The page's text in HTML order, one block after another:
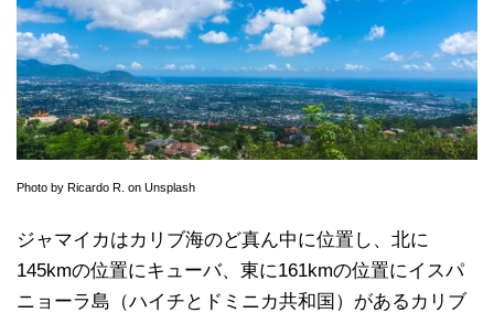
Photo by Ricardo R. on Unsplash
ジャマイカはカリブ海のど真ん中に位置し、北に
145kmの位置にキューバ、東に161kmの位置にイスパ
ニョーラ島（ハイチとドミニカ共和国）があるカリブ